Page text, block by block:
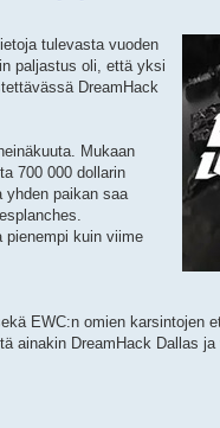
tulevasta vuoden
paljastus oli, että yksi
DreamHack
Mukaan
700 000 dollarin
yhden paikan saa
pienempi kuin viime
EWC:n omien karsintojen
ainakin DreamHack Dallas